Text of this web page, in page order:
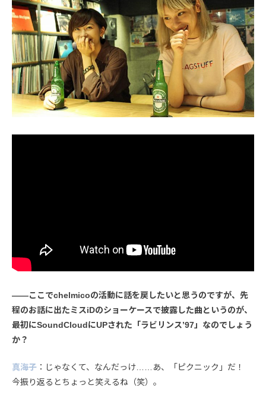
――ここでchelmicoの活動に話を戻したいと思うのですが、先
程のお話に出たミスiDのショーケースで披露した曲というのが、
最初にSoundCloudにUPされた「ラビリンス’97」なのでしょう
か？
真海子 ：じゃなくて、なんだっけ……あ、「ピクニック」だ！
今振り返るとちょっと笑えるね（笑）。